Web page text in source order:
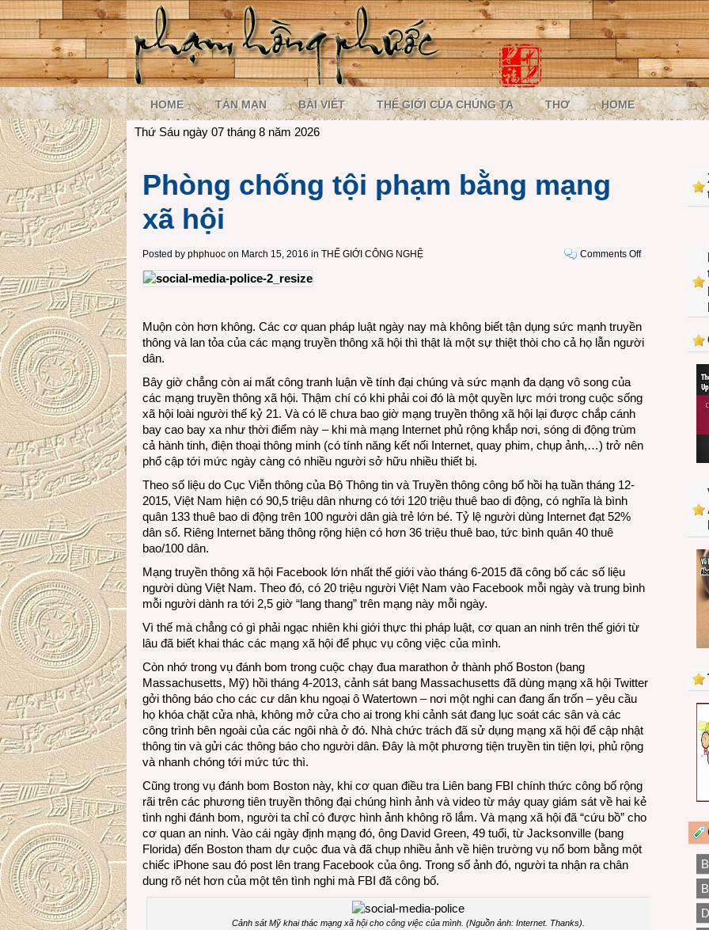
HOME TẢN MẠN BÀI VIẾT THẾ GIỚI CỦA CHÚNG TA THƠ HOME
Thứ Sáu ngày 07 tháng 8 năm 2026
Phòng chống tội phạm bằng mạng
xã hội
Posted by phphuoc on March 15, 2016 in THẾ GIỚI CÔNG NGHỆ Comments Offon
bằng
mạng
Muộn còn hơn không. Các cơ quan pháp luật ngày nay mà không biết tận dụng sức mạnh truyền
thông và lan tỏa của các mạng truyền thông xã hội thì thật là một sự thiệt thòi cho cả họ lẫn người
dân.
Bây giờ chẳng còn ai mất công tranh luận về tính đại chúng và sức mạnh đa dạng vô song của
các mạng truyền thông xã hội. Thậm chí có khi phải coi đó là một quyền lực mới trong cuộc sống
xã hội loài người thế kỷ 21. Và có lẽ chưa bao giờ mạng truyền thông xã hội lại được chắp cánh
bay cao bay xa như thời điểm này – khi mà mạng Internet phủ rộng khắp nơi, sóng di động trùm
cả hành tinh, điện thoại thông minh (có tính năng kết nối Internet, quay phim, chụp ảnh,…) trở nên
phổ cập tới mức ngày càng có nhiều người sở hữu nhiều thiết bị.
Theo số liệu do Cục Viễn thông của Bộ Thông tin và Truyền thông công bố hồi hạ tuần tháng 12-
2015, Việt Nam hiện có 90,5 triệu dân nhưng có tới 120 triệu thuê bao di động, có nghĩa là bình
quân 133 thuê bao di động trên 100 người dân già trẻ lớn bé. Tỷ lệ người dùng Internet đạt 52%
dân số. Riêng Internet băng thông rộng hiện có hơn 36 triệu thuê bao, tức bình quân 40 thuê
bao/100 dân.
Mạng truyền thông xã hội Facebook lớn nhất thế giới vào tháng 6-2015 đã công bố các số liệu
người dùng Việt Nam. Theo đó, có 20 triệu người Việt Nam vào Facebook mỗi ngày và trung bình
mỗi người dành ra tới 2,5 giờ “lang thang” trên mạng này mỗi ngày.
Vì thế mà chẳng có gì phải ngạc nhiên khi giới thực thi pháp luật, cơ quan an ninh trên thế giới từ
lâu đã biết khai thác các mạng xã hội để phục vụ công việc của mình.
Còn nhớ trong vụ đánh bom trong cuộc chạy đua marathon ở thành phố Boston (bang
Massachusetts, Mỹ) hồi tháng 4-2013, cảnh sát bang Massachusetts đã dùng mạng xã hội Twitter
gởi thông báo cho các cư dân khu ngoại ô Watertown – nơi một nghi can đang ẩn trốn – yêu cầu
họ khóa chặt cửa nhà, không mở cửa cho ai trong khi cảnh sát đang lục soát các sân và các
công trình bên ngoài của các ngôi nhà ở đó. Nhà chức trách đã sử dụng mạng xã hội để cập nhật
thông tin và gửi các thông báo cho người dân. Đây là một phương tiện truyền tin tiện lợi, phủ rộng
và nhanh chóng tới mức tức thì.
Cũng trong vụ đánh bom Boston này, khi cơ quan điều tra Liên bang FBI chính thức công bố rộng
rãi trên các phương tiên truyền thông đại chúng hình ảnh và video từ máy quay giám sát về hai kẻ
tình nghi đánh bom, người ta chỉ có được hình ảnh không rõ lắm. Và mạng xã hội đã “cứu bồ” cho
cơ quan an ninh. Vào cái ngày định mạng đó, ông David Green, 49 tuổi, từ Jacksonville (bang
Florida) đến Boston tham dự cuộc đua và đã chụp nhiều ảnh về hiện trường vụ nổ bom bằng một
chiếc iPhone sau đó post lên trang Facebook của ông. Trong số ảnh đó, người ta nhận ra chân
dung rõ nét hơn của một tên tình nghi mà FBI đã công bố.
Cảnh sát Mỹ khai thác mạng xã hội cho công việc của mình. (Nguồn ảnh: Internet. Thanks).